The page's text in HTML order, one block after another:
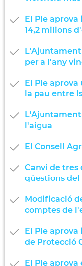
El Ple
14,2 milions
per a l'any
El Ple
la pau entre
l'aigua
El Consell
Canvi de tres
qüestions del
Modificació
comptes de
El Ple
de Protecció
El Ple